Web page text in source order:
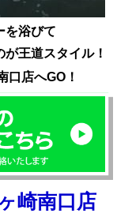
を浴びて
王道スタイル！
口店へGO！
崎南口店